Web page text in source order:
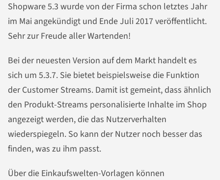
Shopware 5.3 wurde von der Firma schon letztes Jahr
im Mai angekündigt und Ende Juli 2017 veröffentlicht.
Sehr zur Freude aller Wartenden!
Bei der neuesten Version auf dem Markt handelt es
sich um 5.3.7. Sie bietet beispielsweise die Funktion
der Customer Streams. Damit ist gemeint, dass ähnlich
den Produkt-Streams personalisierte Inhalte im Shop
angezeigt werden, die das Nutzerverhalten
wiederspiegeln. So kann der Nutzer noch besser das
finden, was zu ihm passt.
Über die Einkaufswelten-Vorlagen können